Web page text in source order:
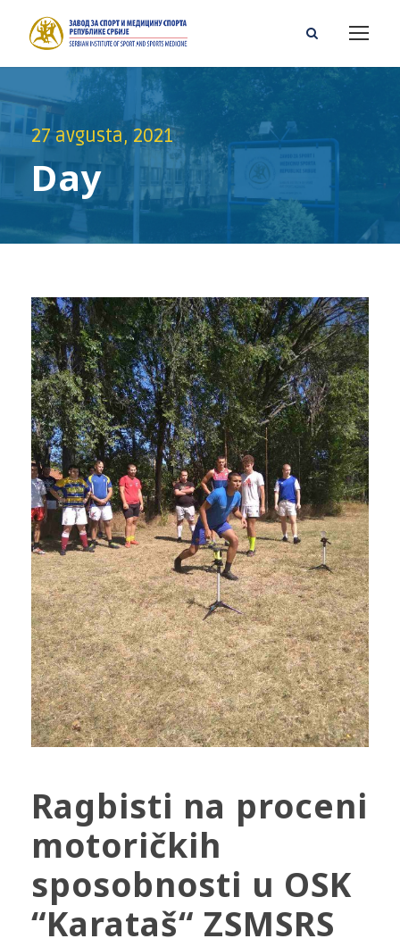
27 avgusta, 2021
Day
Ragbisti na proceni
motoričkih
sposobnosti u OSK
“Karataš“ ZSMSRS